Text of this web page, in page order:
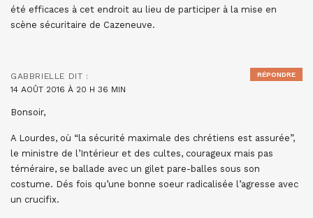
été efficaces à cet endroit au lieu de participer à la mise en
scène sécuritaire de Cazeneuve.
GABBRIELLE DIT :
14 AOÛT 2016 À 20 H 36 MIN
Bonsoir,
A Lourdes, où “la sécurité maximale des chrétiens est assurée”,
le ministre de l’Intérieur et des cultes, courageux mais pas
téméraire, se ballade avec un gilet pare-balles sous son
costume. Dés fois qu’une bonne soeur radicalisée l’agresse avec
un crucifix.
RÉPONDRE